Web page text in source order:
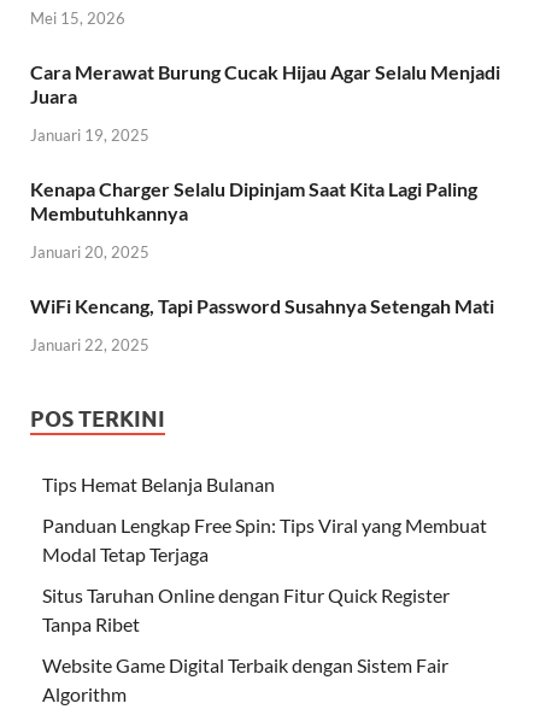
Mei 15, 2026
Cara Merawat Burung Cucak Hijau Agar Selalu Menjadi
Juara
Januari 19, 2025
Kenapa Charger Selalu Dipinjam Saat Kita Lagi Paling
Membutuhkannya
Januari 20, 2025
WiFi Kencang, Tapi Password Susahnya Setengah Mati
Januari 22, 2025
POS TERKINI
Tips Hemat Belanja Bulanan
Panduan Lengkap Free Spin: Tips Viral yang Membuat
Modal Tetap Terjaga
Situs Taruhan Online dengan Fitur Quick Register
Tanpa Ribet
Website Game Digital Terbaik dengan Sistem Fair
Algorithm